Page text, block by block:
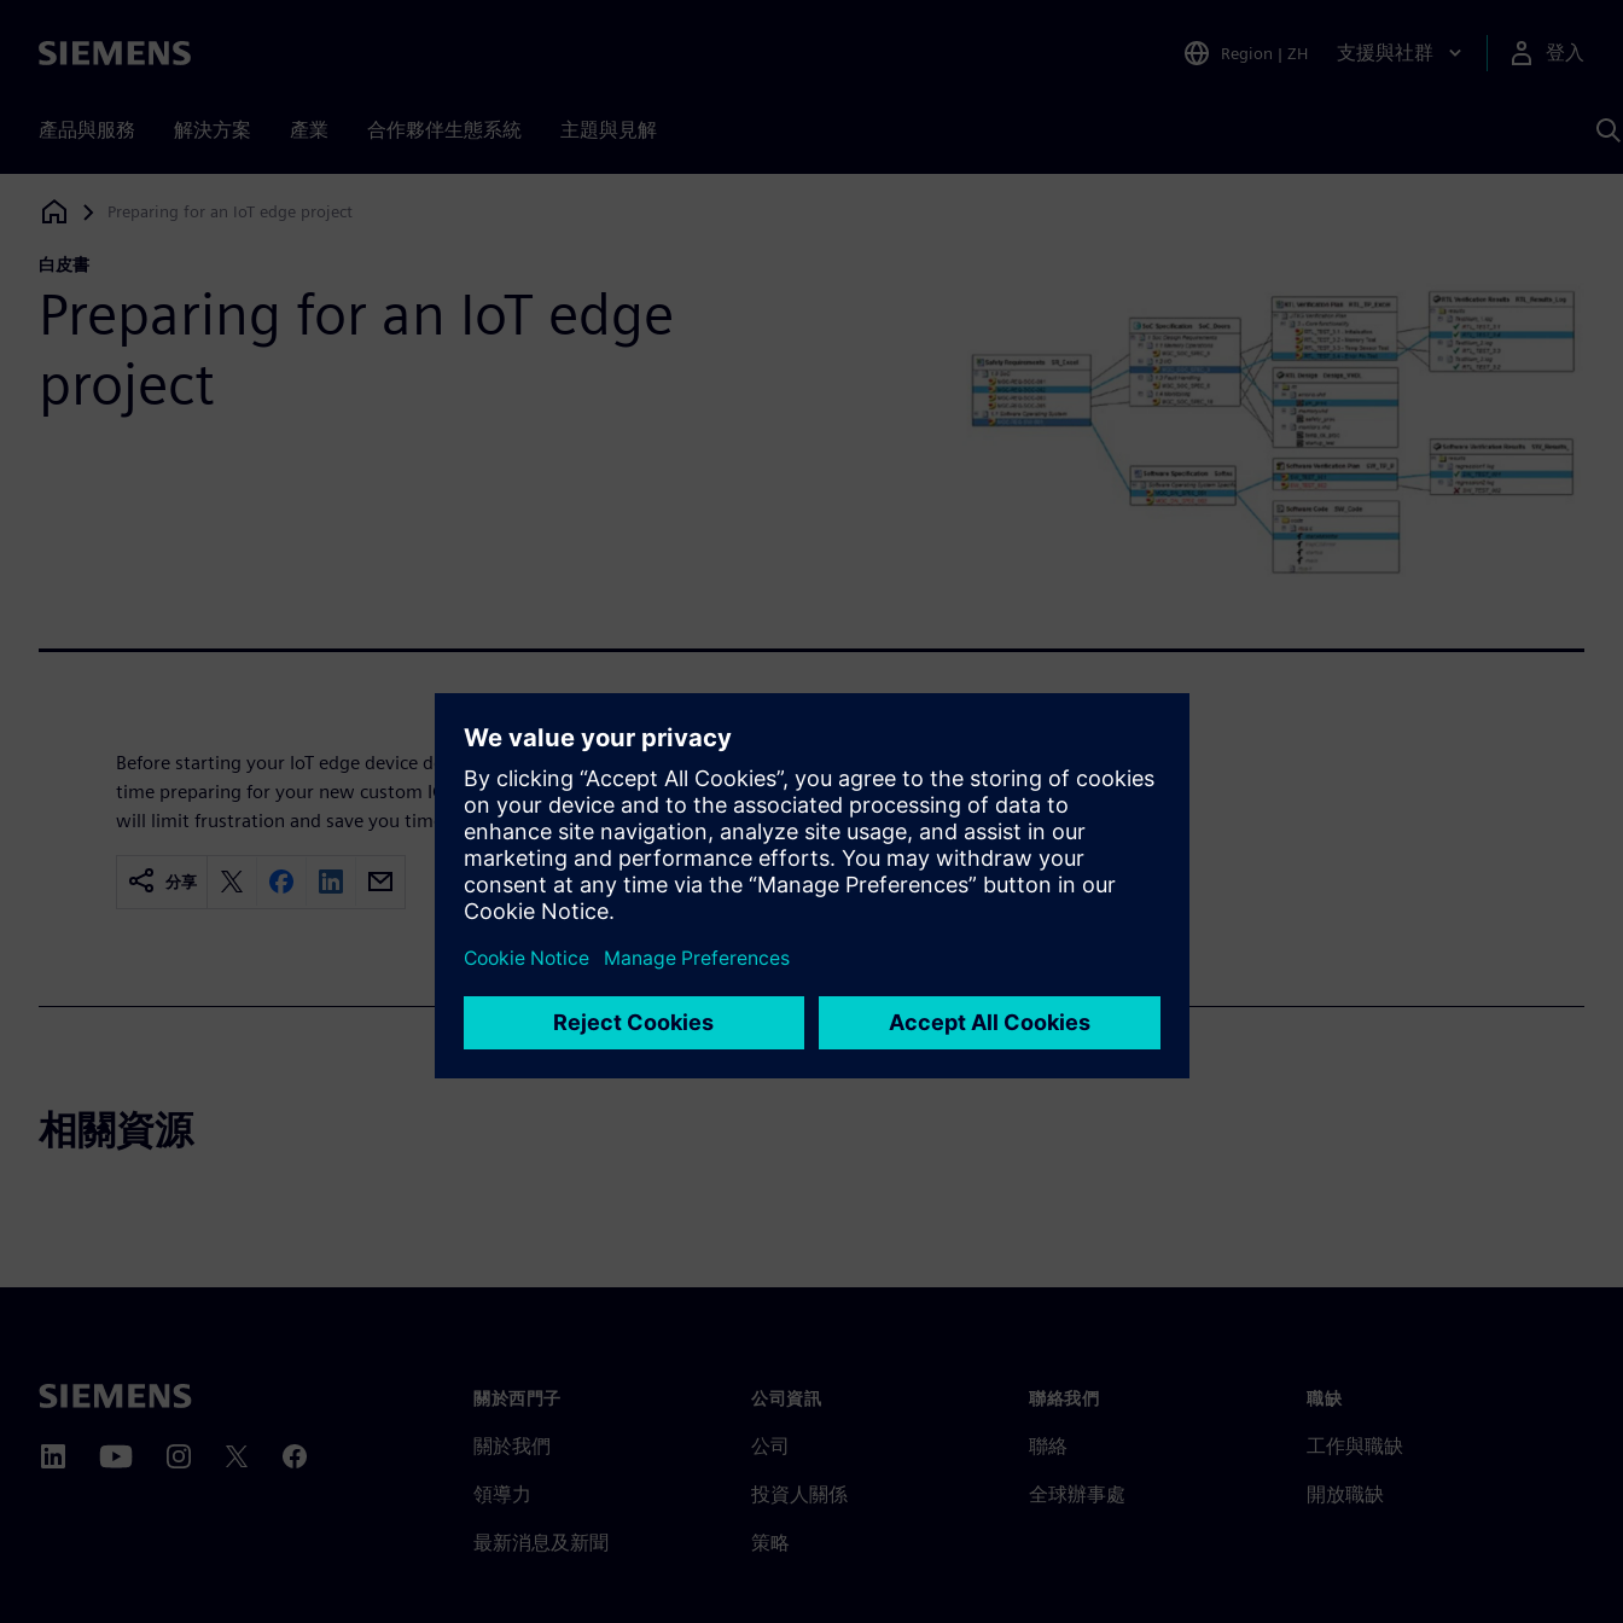
Siemens Region | ZH 支援與社群 登入
產品與服務 解決方案 產業 合作夥伴生態系統 主題與見解
Siemens Digital Industries Software
Preparing for an IoT edge project
白皮書
Preparing for an IoT edge
project
Before starting your IoT edge device development process, it is wise to spend
time preparing for your new custom IC design project. Planning before you start
will limit frustration and save you time and money in the long run.
分享
相關資源
關於西門子
關於我們
領導力
最新消息及新聞
公司資訊
公司
投資人關係
策略
聯絡我們
聯絡
全球辦事處
職缺
工作與職缺
開放職缺